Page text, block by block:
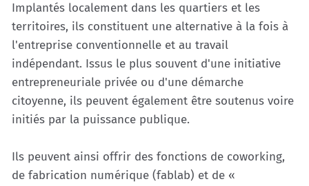
Implantés localement dans les quartiers et les
territoires, ils constituent une alternative à la fois à
l'entreprise conventionnelle et au travail
indépendant. Issus le plus souvent d'une initiative
entrepreneuriale privée ou d'une démarche
citoyenne, ils peuvent également être soutenus voire
initiés par la puissance publique.
Ils peuvent ainsi offrir des fonctions de coworking,
de fabrication numérique (fablab) et de «